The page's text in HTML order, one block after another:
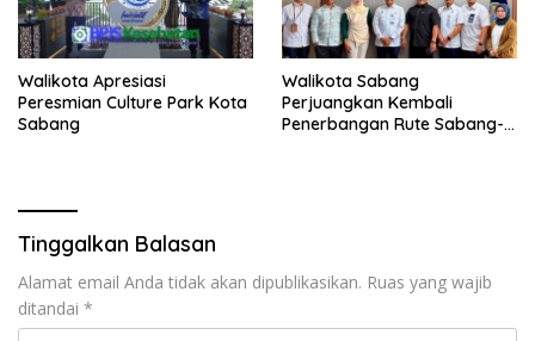
Walikota Apresiasi
Peresmian Culture Park Kota
Sabang
Walikota Sabang
Perjuangkan Kembali
Penerbangan Rute Sabang-
Tinggalkan Balasan
Alamat email Anda tidak akan dipublikasikan. Ruas yang wajib
ditandai *